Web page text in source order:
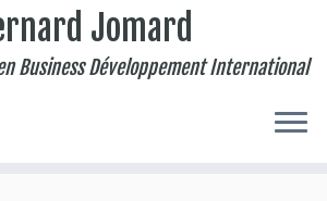
Jomard
Business Développement International